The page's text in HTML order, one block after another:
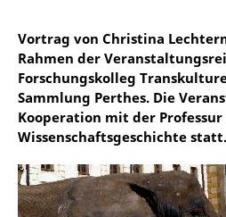
Vortrag von Christina
Rahmen der
Forschungskolleg
Sammlung Perthes. Die
Kooperation mit der
Wissenschaftsgeschichte statt.